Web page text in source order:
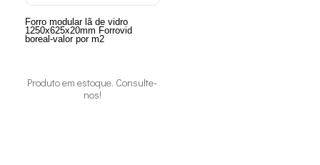
Forro modular lã de vidro
1250x625x20mm Forrovid
boreal-valor por m2
Produto em estoque. Consulte-
nos!